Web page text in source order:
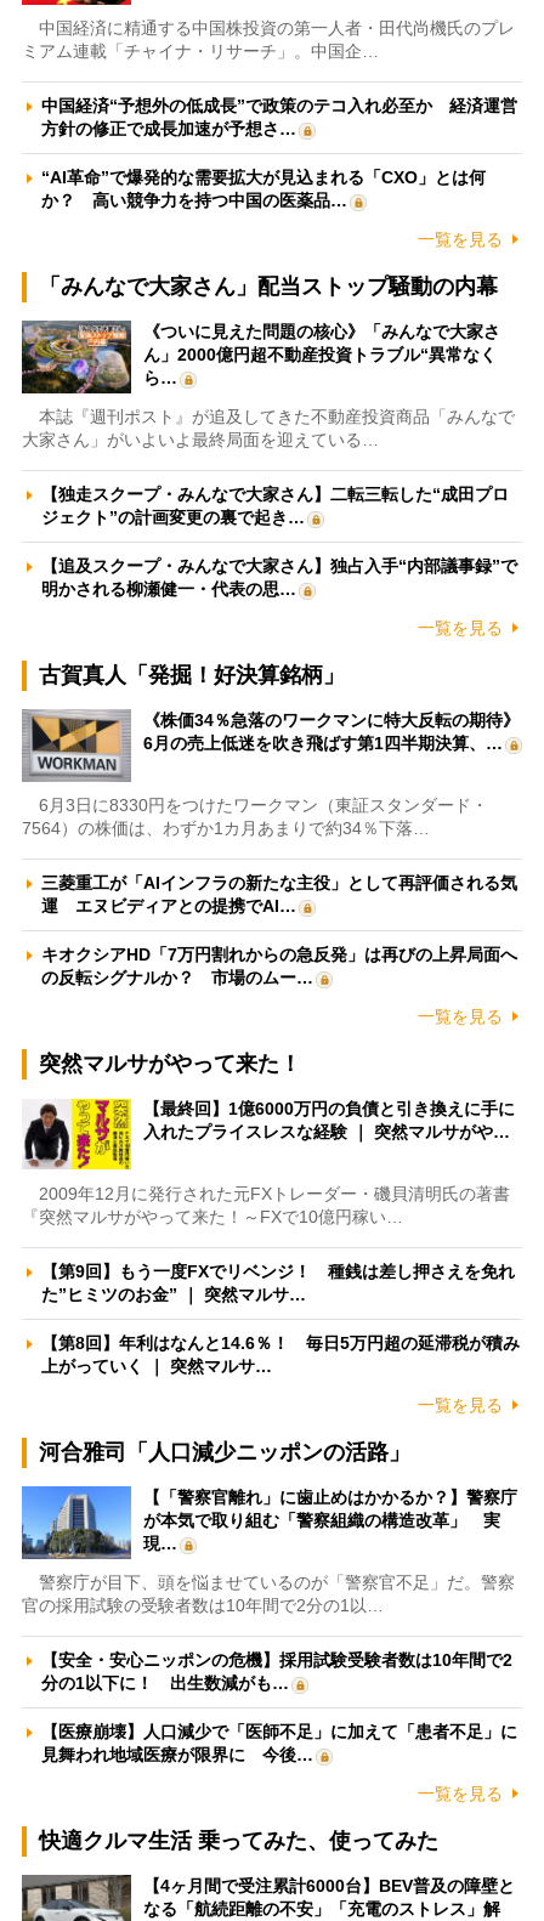
中国経済に精通する中国株投資の第一人者・田代尚機氏のプレ
ミアム連載「チャイナ・リサーチ」。中国企…
中国経済“予想外の低成長”で政策のテコ入れ必至か 経済運営
方針の修正で成長加速が予想さ…
“AI革命”で爆発的な需要拡大が見込まれる「CXO」とは何
か？ 高い競争力を持つ中国の医薬品…
一覧を見る
「みんなで大家さん」配当ストップ騒動の内幕
《ついに見えた問題の核心》「みんなで大家さ
ん」2000億円超不動産投資トラブル“異常なく
ら…
本誌『週刊ポスト』が追及してきた不動産投資商品「みんなで
大家さん」がいよいよ最終局面を迎えている…
【独走スクープ・みんなで大家さん】二転三転した“成田プロ
ジェクト”の計画変更の裏で起き…
【追及スクープ・みんなで大家さん】独占入手“内部議事録”で
明かされる柳瀬健一・代表の思…
一覧を見る
古賀真人「発掘！好決算銘柄」
《株価34％急落のワークマンに特大反転の期待》
6月の売上低迷を吹き飛ばす第1四半期決算、…
6月3日に8330円をつけたワークマン（東証スタンダード・
7564）の株価は、わずか1カ月あまりで約34％下落…
三菱重工が「AIインフラの新たな主役」として再評価される気
運 エヌビディアとの提携でAI…
キオクシアHD「7万円割れからの急反発」は再びの上昇局面へ
の反転シグナルか？ 市場のムー…
一覧を見る
突然マルサがやって来た！
【最終回】1億6000万円の負債と引き換えに手に
入れたプライスレスな経験 ｜ 突然マルサがや…
2009年12月に発行された元FXトレーダー・磯貝清明氏の著書
『突然マルサがやって来た！～FXで10億円稼い…
【第9回】もう一度FXでリベンジ！ 種銭は差し押さえを免れ
た”ヒミツのお金” ｜ 突然マルサ…
【第8回】年利はなんと14.6％！ 毎日5万円超の延滞税が積み
上がっていく ｜ 突然マルサ…
一覧を見る
河合雅司「人口減少ニッポンの活路」
【「警察官離れ」に歯止めはかかるか？】警察庁
が本気で取り組む「警察組織の構造改革」 実
現…
警察庁が目下、頭を悩ませているのが「警察官不足」だ。警察
官の採用試験の受験者数は10年間で2分の1以…
【安全・安心ニッポンの危機】採用試験受験者数は10年間で2
分の1以下に！ 出生数減がも…
【医療崩壊】人口減少で「医師不足」に加えて「患者不足」に
見舞われ地域医療が限界に 今後…
一覧を見る
快適クルマ生活 乗ってみた、使ってみた
【4ヶ月間で受注累計6000台】BEV普及の障壁と
なる「航続距離の不安」「充電のストレス」解